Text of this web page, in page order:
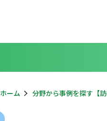
ホーム 分野から事例を探す【